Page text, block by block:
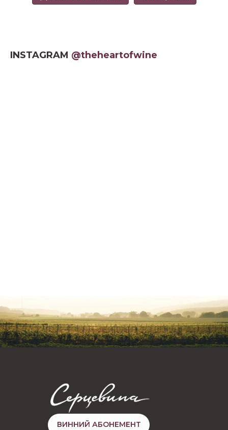
INSTAGRAM @theheartofwine
ВИННИЙ АБОНЕМЕНТ